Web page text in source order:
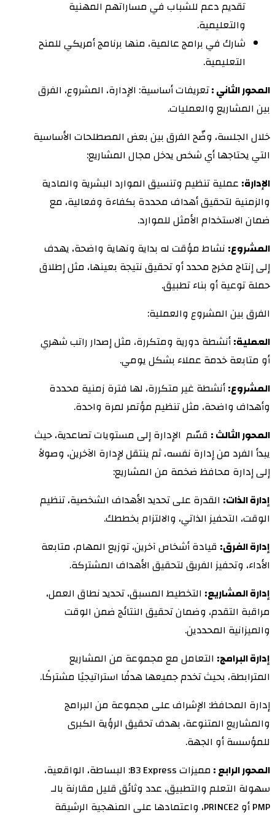
تقديم دعم للشباب في مساراتهم المهنية
والتعليمية.
شارك في برامج عالمية، منها برنامج أمريكي للمنح
التعليمية.
المحور الثاني :تعريفات أساسية: الإدارة، المشروع، الفرق
بين المشاريع والعمليات.
خلال الجلسة، وضّح الفرق بين بعض المصطلحات الأساسية
التي يحتاجها أي شخص يدخل مجال المشاريع:
الإدارة: عملية تنظيم وتنسيق الموارد البشرية والمادية
والزمنية لتحقيق أهداف محددة بكفاءة وفعالية، مع
ضمان الاستخدام الأمثل للموارد.
المشروع: نشاط مؤقت له بداية ونهاية واضحة، يهدف
إلى إنتاج مخرج محدد أو تحقيق نتيجة بعينها، مثل إطلاق
حملة توعية أو بناء تطبيق.
الفرق بين المشروع والعملية:
العملية:أنشطة دورية ومتكررة، مثل إصدار راتب شهري
أو متابعة خدمة عملاء بشكل يومي.
المشروع:أنشطة غير متكررة، لها فترة زمنية محددة
وأهداف واضحة، مثل تنظيم مؤتمر لمرة واحدة.
المحور الثالث : قسّم الإدارة إلى مستويات تصاعدية، حيث
يبدأ الفرد من إدارة نفسه، ثم ينتقل لإدارة الآخرين، وصولاً
إلى إدارة محافظ ضخمة من المشاريع:
إدارة الذات: القدرة على تحديد الأهداف الشخصية، تنظيم
الوقت، التحفيز الذاتي، والالتزام بخططك.
إدارة الفرق: قيادة أشخاص آخرين، توزيع المهام، متابعة
الأداء، وتحفيز الفريق لتحقيق الأهداف المشتركة.
إدارة المشاريع: التخطيط المسبق، تحديد نطاق العمل،
مراقبة التقدم، وضمان تحقيق النتائج ضمن الوقت
والميزانية المحددين.
إدارة البرامج: التعامل مع مجموعة من المشاريع
المترابطة، بحيث تخدم جميعها هدفًا استراتيجيًا مشتركًا.
إدارة المحافظ: الإشراف على مجموعة من البرامج
والمشاريع المتنوعة، بهدف تحقيق الرؤية الكبرى
للمؤسسة أو الجهة.
المحور الرابع :
مميزات B3 Express: البساطة، الواقعية،
سهولة التعلم والتطبيق، عدد وثائق قليل مقارنة بالـ
PMP أو PRINCE2، واعتمادها على المنهجية الرشيقة